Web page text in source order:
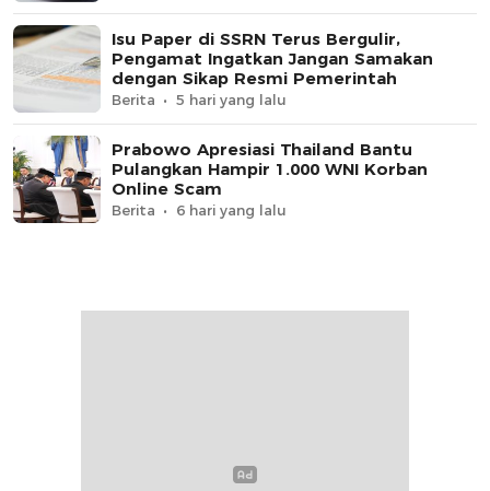
Isu Paper di SSRN Terus Bergulir,
Pengamat Ingatkan Jangan Samakan
dengan Sikap Resmi Pemerintah
Berita 5 hari yang lalu
Prabowo Apresiasi Thailand Bantu
Pulangkan Hampir 1.000 WNI Korban
Online Scam
Berita 6 hari yang lalu